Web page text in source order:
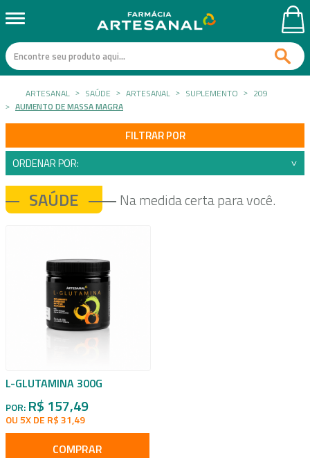
ARTESANAL SAÚDE ARTESANAL SUPLEMENTO
209
AUMENTO DE MASSA MAGRA
FILTRAR POR
ORDENAR POR:
SAÚDE Na medida certa para você.
L-GLUTAMINA 300G
POR: R$ 157,49
OU 5X DE R$ 31,49
COMPRAR